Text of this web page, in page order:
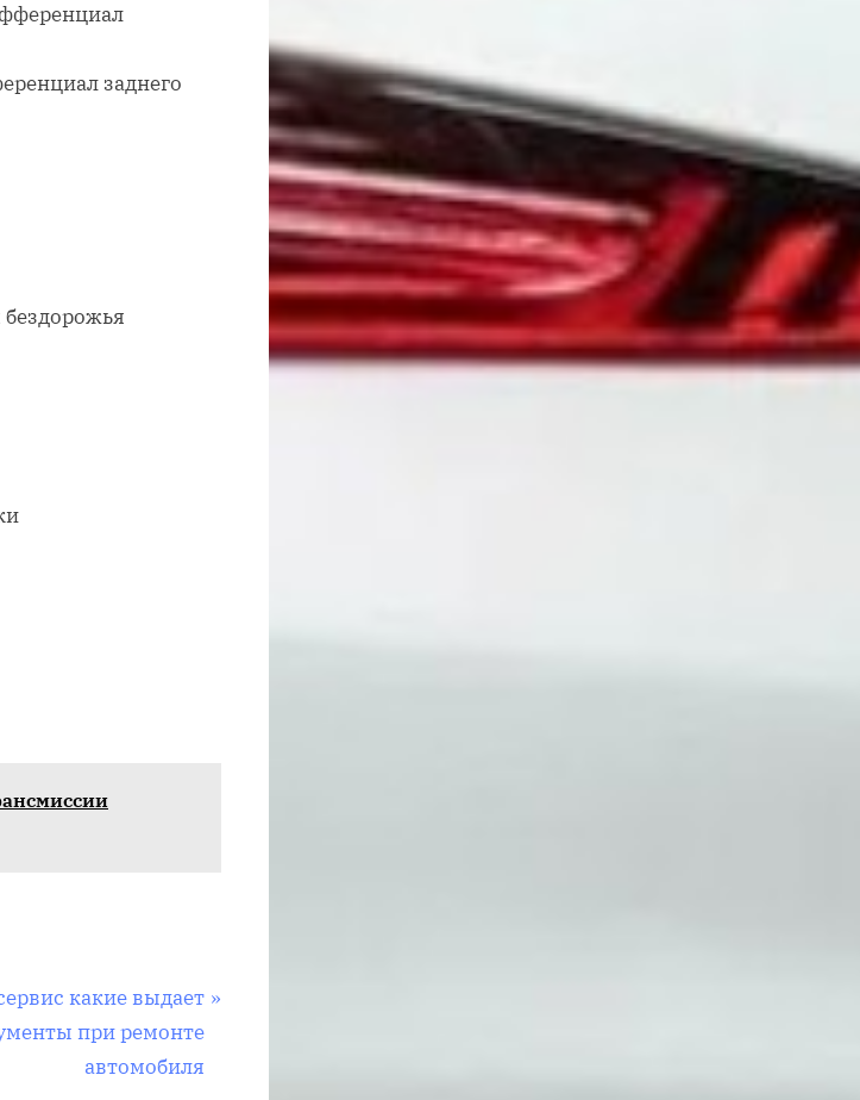
заднего
какие выдает
при ремонте
автомобиля